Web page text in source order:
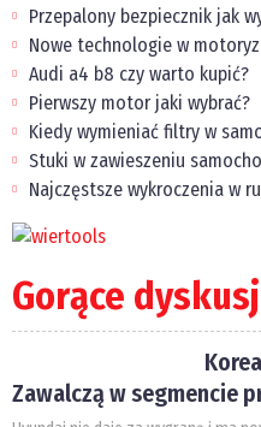
Przepalony bezpiecznik jak
Nowe technologie w
Audi a4 b8 czy warto kupić?
Pierwszy motor jaki wybrać?
Kiedy wymieniać filtry w
Stuki w zawieszeniu
Najczęstsze wykroczenia w
Gorące
Zawalczą w segmencie